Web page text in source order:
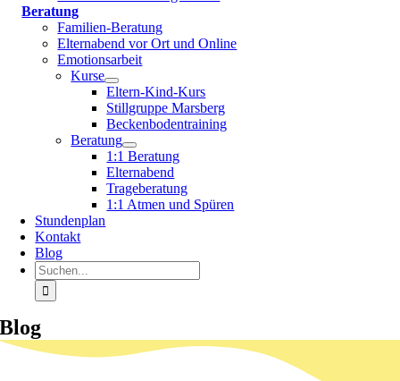
Beratung
Familien-Beratung
Elternabend vor Ort und Online
Emotionsarbeit
Kurse
Eltern-Kind-Kurs
Stillgruppe Marsberg
Beckenbodentraining
Beratung
1:1 Beratung
Elternabend
Trageberatung
1:1 Atmen und Spüren
Stundenplan
Kontakt
Blog
Suche
nach:
Blog